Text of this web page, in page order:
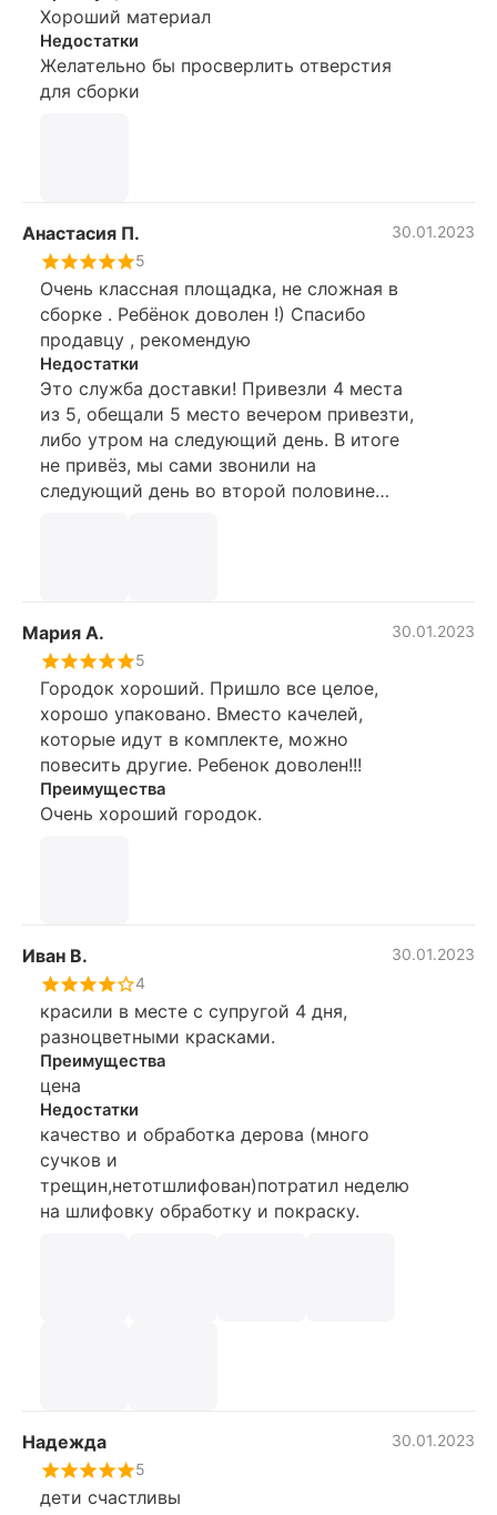
Хороший материал
Недостатки
Желательно бы просверлить отверстия
для сборки
Анастасия П.
30.01.2023
5
Очень классная площадка, не сложная в
сборке . Ребёнок доволен !) Спасибо
продавцу , рекомендую
Недостатки
Это служба доставки! Привезли 4 места
из 5, обещали 5 место вечером привезти,
либо утром на следующий день. В итоге
не привёз, мы сами звонили на
следующий день во второй половине
но к площадке никак не относится
Мария А.
30.01.2023
5
Городок хороший. Пришло все целое,
хорошо упаковано. Вместо качелей,
которые идут в комплекте, можно
повесить другие. Ребенок доволен!!!
Преимущества
Очень хороший городок.
Иван В.
30.01.2023
4
красили в месте с супругой 4 дня,
разноцветными красками.
Преимущества
цена
Недостатки
качество и обработка дерова (много
сучков и
трещин,нетотшлифован)потратил неделю
на шлифовку обработку и покраску.
Надежда
30.01.2023
5
дети счастливы